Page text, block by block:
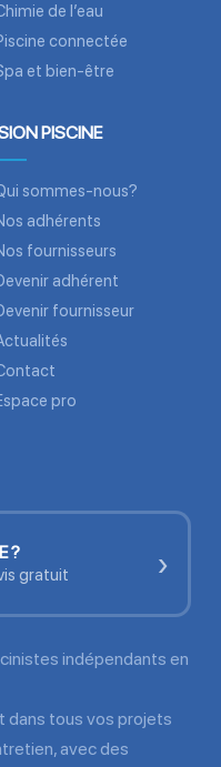
de l’eau
connectée
et bien-être
PISCINE
sommes-nous?
adhérents
fournisseurs
adhérent
fournisseur
pro
?
gratuit ›
indépendants en
dans tous vos projets
avec des